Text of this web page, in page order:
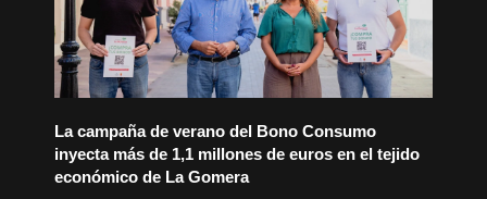
La campaña de verano del Bono Consumo
inyecta más de 1,1 millones de euros en el tejido
económico de La Gomera